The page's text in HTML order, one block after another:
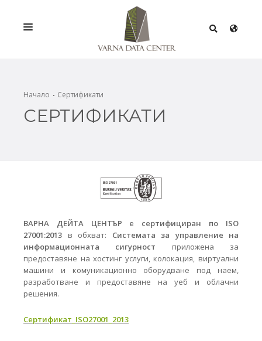
ПРОМОЦИИ
Начало Сертификати
СЕРТИФИКАТИ
ВАРНА ДЕЙТА ЦЕНТЪР е сертифициран по ISO
27001:2013 в обхват: Системата за управление на
информационната сигурност приложена за
предоставяне на хостинг услуги, колокация, виртуални
машини и комуникационно оборудване под наем,
разработване и предоставяне на уеб и облачни
решения.
Сертификат_ISO27001_2013